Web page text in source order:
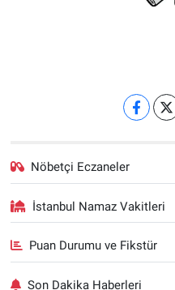
Nöbetçi Eczaneler
İstanbul Namaz Vakitleri
Puan Durumu ve Fikstür
Son Dakika Haberleri